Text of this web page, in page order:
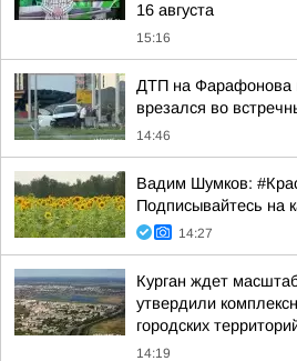
16 августа
15:16
ДТП на Фарафонова
врезался во
14:46
Вадим Шумков:
Подписывайтесь на
14:27
Курган ждет
утвердили
городских
14:19